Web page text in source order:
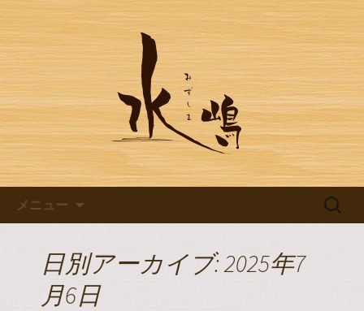
豊田市浄水の【水嶋】のブログ
豊田市浄水の【水嶋】のブログです
メニュー
検
日別アーカイブ: 2025年7
月6日